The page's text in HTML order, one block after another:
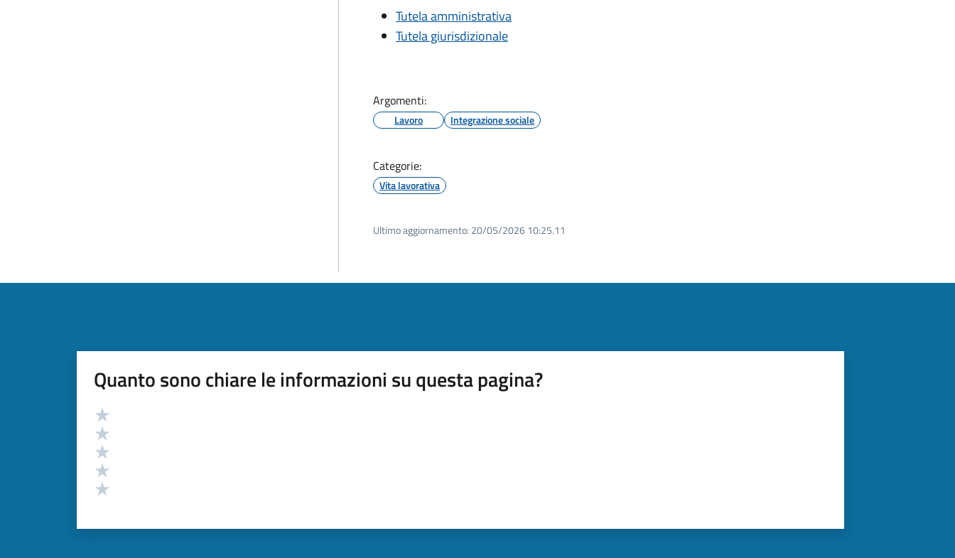
Tutela amministrativa
Tutela giurisdizionale
Argomenti:
Lavoro Integrazione sociale
Categorie:
Vita lavorativa
Ultimo aggiornamento: 20/05/2026 10:25.11
Quanto sono chiare le informazioni su questa pagina?
Valutazione